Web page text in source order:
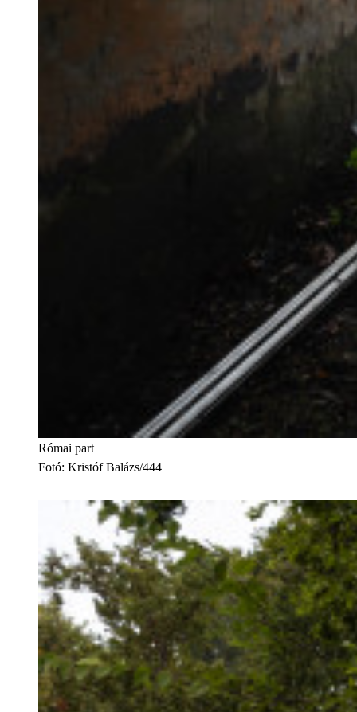
Római part
Fotó: Kristóf Balázs/444